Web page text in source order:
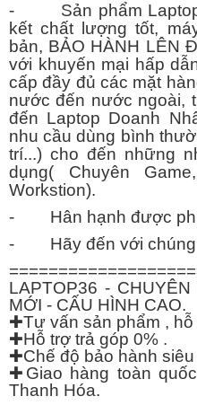
- Sản phẩm Laptop
kết chất lượng tốt,
bản, BẢO HÀNH LÊN
với khuyến mại hấp
cấp đầy đủ các mặt
nước đến nước ngoài,
đến Laptop Doanh
nhu cầu dùng bình
trí...) cho đến những
dụng( Chuyên
Workstion).
- Hân hạnh được
- Hãy đến với chúng
LAPTOP36 -
MỚI - CẤU HÌNH CAO.
✚Tư vấn sản phẩm ,
✚Hỗ trợ trả góp 0% .
✚Chế độ bảo hành
✚ Giao hàng toàn
Thanh Hóa.